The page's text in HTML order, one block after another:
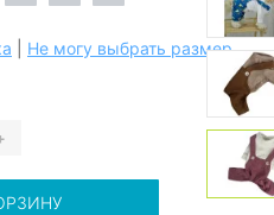
Не могу выбрать размер